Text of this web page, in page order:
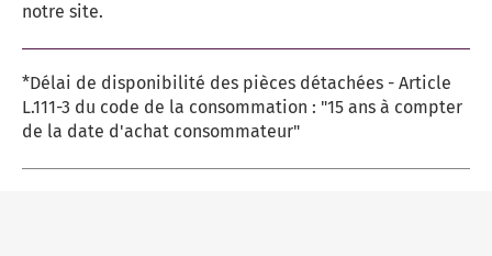
notre site.
*Délai de disponibilité des pièces détachées - Article
L.111-3 du code de la consommation : "15 ans à compter
de la date d'achat consommateur"